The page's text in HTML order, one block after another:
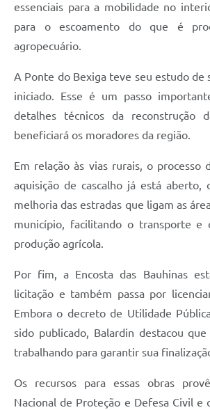
essenciais para a mobilidade no
para o escoamento do que é
agropecuário.
A Ponte do Bexiga teve seu estudo de
iniciado. Esse é um passo
detalhes técnicos da reconstrução
beneficiará os moradores da região.
Em relação às vias rurais, o processo
aquisição de cascalho já está
melhoria das estradas que ligam as
município, facilitando o transporte e
produção agrícola.
Por fim, a Encosta das Bauhinas
licitação e também passa por
Embora o decreto de Utilidade
sido publicado, Balardin destacou
trabalhando para garantir sua
Os recursos para essas obras
Nacional de Proteção e Defesa Civil e